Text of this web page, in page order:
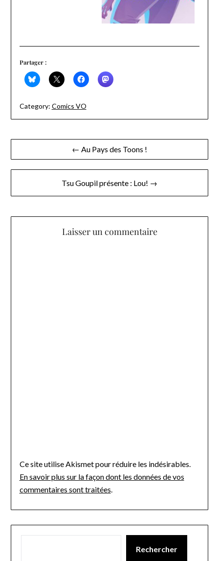
Partager :
Category: Comics VO
Navigation
de
← Au Pays des Toons !
Tsu Goupil présente : Lou! →
Laisser un commentaire
Ce site utilise Akismet pour réduire les indésirables.
En savoir plus sur la façon dont les données de vos
commentaires sont traitées
Rechercher